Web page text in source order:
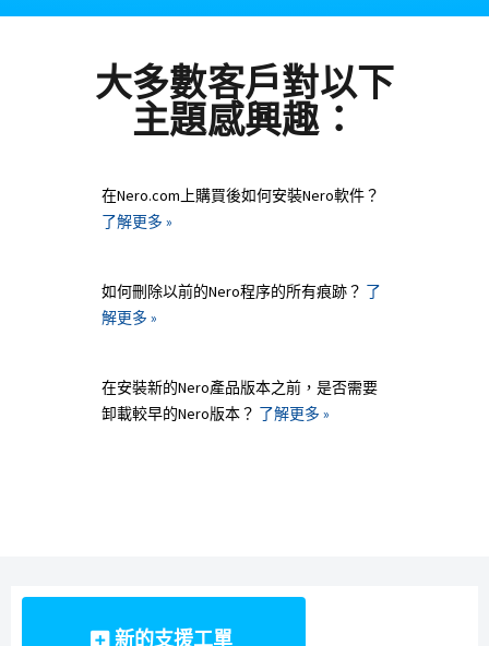
大多數客戶對以下
主題感興趣：
在Nero.com上購買後如何安裝Nero軟件？
了解更多 »
如何刪除以前的Nero程序的所有痕跡？ 了
解更多 »
在安裝新的Nero產品版本之前，是否需要
卸載較早的Nero版本？ 了解更多 »
新的支援工單